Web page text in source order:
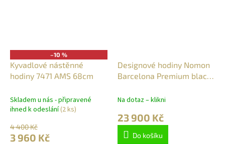
–10 %
Kyvadlové nástěnné
hodiny 7471 AMS 68cm
Skladem u nás - připravené
ihned k odeslání(2 ks)
4 400 Kč
3 960 Kč
Designové hodiny Nomon
Barcelona Premium black-
Na dotaz – klikni
23 900 Kč
Do košíku